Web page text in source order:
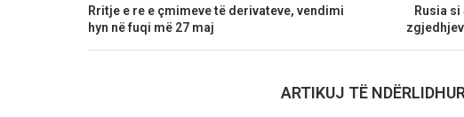
Rritje e re e çmimeve të derivateve, vendimi
hyn në fuqi më 27 maj
Rusia
ARTIKUJ TË